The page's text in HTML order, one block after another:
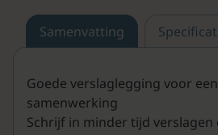
Samenvatting
Goede verslaglegging voor
samenwerking
Schrijf in minder tijd verslagen